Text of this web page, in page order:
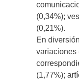
(0,34%);
(0,21%).
En
variaciones
(1,77%);